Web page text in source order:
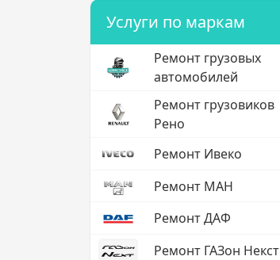
Услуги по маркам
Ремонт грузовых
автомобилей
Ремонт грузовиков
Рено
Ремонт Ивеко
Ремонт МАН
Ремонт ДАФ
Ремонт ГАЗон Некст